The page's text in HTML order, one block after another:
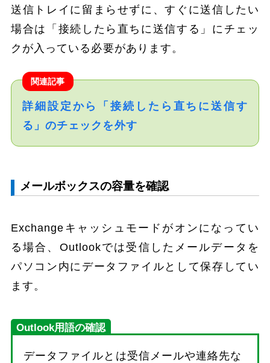
送信トレイに留まらせずに、すぐに送信したい
場合は「接続したら直ちに送信する」にチェッ
クが入っている必要があります。
関連記事
詳細設定から「接続したら直ちに送信す
る」のチェックを外す
メールボックスの容量を確認
Exchangeキャッシュモードがオンになってい
る場合、Outlookでは受信したメールデータを
パソコン内にデータファイルとして保存してい
ます。
Outlook用語の確認
データファイルとは受信メールや連絡先な